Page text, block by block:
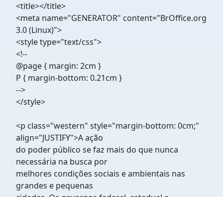
<title></title>
<meta name="GENERATOR" content="BrOffice.org
3.0 (Linux)">
<style type="text/css">
<!--
@page { margin: 2cm }
P { margin-bottom: 0.21cm }
-->
</style>
<p class="western" style="margin-bottom: 0cm;"
align="JUSTIFY">A ação
do poder público se faz mais do que nunca
necessária na busca por
melhores condições sociais e ambientais nas
grandes e pequenas